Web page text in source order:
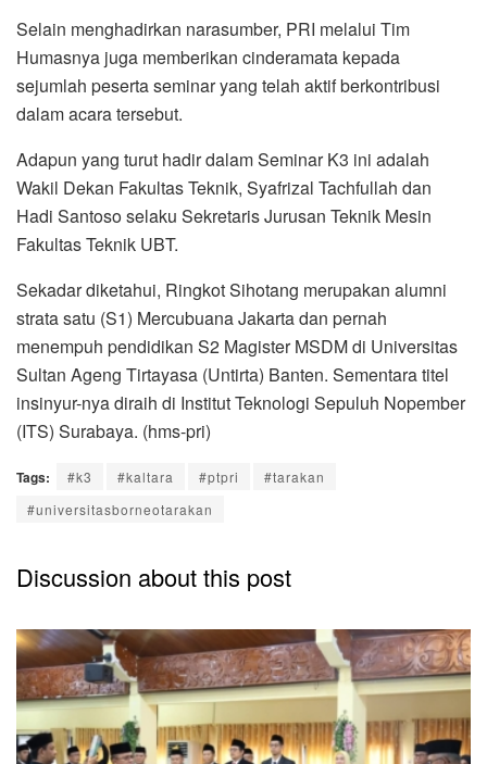
Selain menghadirkan narasumber, PRI melalui Tim
Humasnya juga memberikan cinderamata kepada
sejumlah peserta seminar yang telah aktif berkontribusi
dalam acara tersebut.
Adapun yang turut hadir dalam Seminar K3 ini adalah
Wakil Dekan Fakultas Teknik, Syafrizal Tachfullah dan
Hadi Santoso selaku Sekretaris Jurusan Teknik Mesin
Fakultas Teknik UBT.
Sekadar diketahui, Ringkot Sihotang merupakan alumni
strata satu (S1) Mercubuana Jakarta dan pernah
menempuh pendidikan S2 Magister MSDM di Universitas
Sultan Ageng Tirtayasa (Untirta) Banten. Sementara titel
insinyur-nya diraih di Institut Teknologi Sepuluh Nopember
(ITS) Surabaya. (hms-pri)
Tags: #k3 #kaltara #ptpri
#tarakan
#universitasborneotarakan
Discussion about this post